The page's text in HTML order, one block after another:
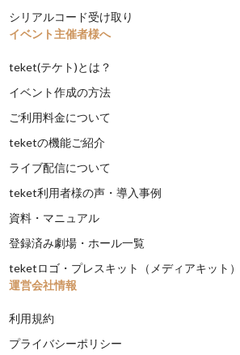
シリアルコード受け取り
イベント主催者様へ
teket(テケト)とは？
イベント作成の方法
ご利用料金について
teketの機能ご紹介
ライブ配信について
teket利用者様の声・導入事例
資料・マニュアル
登録済み劇場・ホール一覧
teketロゴ・プレスキット（メディアキット）
運営会社情報
利用規約
プライバシーポリシー